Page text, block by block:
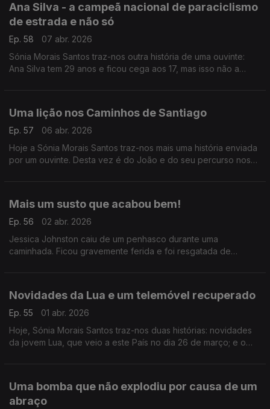
Ana Silva - a campeã nacional de paraciclismo
de estrada e não só
Ep. 58
07 abr. 2026
Sónia Morais Santos traz-nos outra história de uma ouvinte:
Ana Silva tem 29 anos e ficou cega aos 17, mas isso não a
Uma lição nos Caminhos de Santiago
Ep. 57
06 abr. 2026
Hoje a Sónia Morais Santos traz-nos mais uma história enviada
por um ouvinte. Desta vez é do João e do seu percurso nos
Mais um susto que acabou bem!
Ep. 56
02 abr. 2026
Jessica Johnston caiu de um penhasco durante uma
caminhada. Ficou gravemente ferida e foi resgatada de
Novidades da Lua e um telemóvel recuperado
Ep. 55
01 abr. 2026
Hoje, Sónia Morais Santos traz-nos duas histórias: novidades
da jovem Lua, que veio a este País no dia 26 de março; e o
Uma bomba que não explodiu por causa de um
abraço